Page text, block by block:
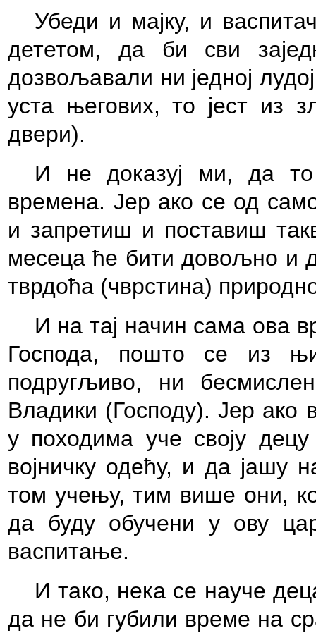
Убеди и мајку, и
дететом, да би сви
дозвољавали ни једној
уста његових, то јест из
двери).
И не доказуј ми, да
времена. Јер ако се од
и запретиш и поставиш
месеца ће бити довољно и
тврдоћа (чврстина)
И на тај начин сама ова
Господа, пошто се из
подругљиво, ни
Владики (Господу). Јер ако
у походима уче своју
војничку одећу, и да јашу
том учењу, тим више они,
да буду обучени у ову
васпитање.
И тако, нека се науче
да не би губили време на